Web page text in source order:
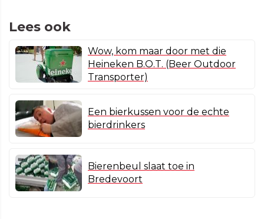
Lees ook
Wow, kom maar door met die
Heineken B.O.T. (Beer Outdoor
Transporter)
Een bierkussen voor de echte
bierdrinkers
Bierenbeul slaat toe in
Bredevoort